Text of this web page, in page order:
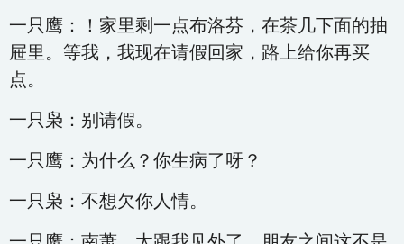
一只鹰：！家里剩一点布洛芬，在茶几下面的抽
屉里。等我，我现在请假回家，路上给你再买
点。
一只枭：别请假。
一只鹰：为什么？你生病了呀？
一只枭：不想欠你人情。